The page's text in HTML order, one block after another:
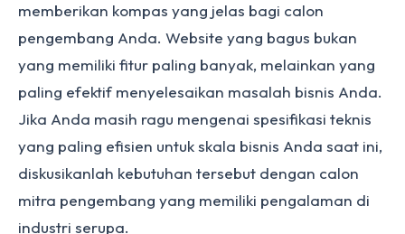
memberikan kompas yang jelas bagi calon
pengembang Anda. Website yang bagus bukan
yang memiliki fitur paling banyak, melainkan yang
paling efektif menyelesaikan masalah bisnis Anda.
Jika Anda masih ragu mengenai spesifikasi teknis
yang paling efisien untuk skala bisnis Anda saat ini,
diskusikanlah kebutuhan tersebut dengan calon
mitra pengembang yang memiliki pengalaman di
industri serupa.